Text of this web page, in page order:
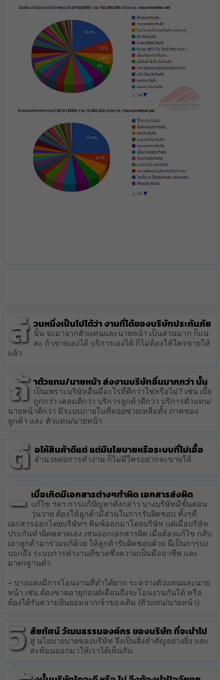
ส่ วนหนึ่งเป็นไปได้ว่า งานที่ได้ของบริษัทประกันภัย
นั้น จะมาจากตัวแทนและนายหน้า เป็นส่วนมาก ก็แน่
ละ ถ้าขายเองได้ บริการเองได้ ก็ไม่ต้องให้ใครขายให้
แล้ว
ถ้ าตัวแทน/นายหน้า ส่งงานบริษัทอื่นมากกว่า นั้น
เป็นเพราะบริษัทอื่นมีอะไรที่ดีกว่าใช่หรือไม่? เช่น เบี้ย
ถูกกว่า เคลมดีกว่า บริการลูกค้าดีกว่า บริการตัวแทน/
นายหน้าดีกว่า มีระบบภายในที่คอยช่วยเหลือทั้ง ภาคของ
ลูกค้า และ ตัวแทน/นายหน้า
ต่ อให้สินค้าดีแต่ แต่มีนโยบายหรือระบบที่ไม่เอื้อ
อำนวยต่อการทำงาน ก็ไม่มีใครอยากจะขายให้
– เมื่อเกิดมีเอกสารต่างๆทำผิด เอกสารส่งผิด
แก้ไข ฯลฯ การแก้ปัญหาดังกล่าว บางบริษัทมีขั้นตอน
วุ่นวาย ต้องให้ลูกค้ามีส่วนในการรับผิดชอบ ทั้งๆที่
เอกสารออกโดยบริษัทฯ พิมพ์ออกมาโดยบริษัท แต่เมื่อบริษัท
ประกันทำผิดพลาดเอง เช่นออกเอกสารผิด เมื่อต้องแก้ไข กลับ
เอาลูกค้ามาร่วมแก้ด้วย ให้ลูกค้ารับผิดชอบด้วย นี่เป็นการบ่ง
บอกถึง ระบบการทำงานที่ขาดซึ่งความเป็นมืออาชีพ และ
มาตรฐานต่ำ
– บางแห่งมีการโอนงานที่ทำได้ยาก ระหว่างตัวแทนและนาย
หน้า เช่น ต้องขาดอายุก่อน6เดือนถึงจะโอนงานกันได้ หรือ
ต้องได้รับความยินยอมจากเจ้าของเดิม (ตัวแทน/นายหน้า)
วิ สัยทัศน์ วัฒนธรรมองค์กร ของบริษัท ที่จะนำไป
สู่ นโยบายบายของบริษัท จึงเป็นสิ่งสำคัญอย่างยิ่ง และ
สะท้อนออกมาให้เราได้เห็นกัน